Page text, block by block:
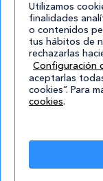
Aviso Legal|
Utilizamos
finalidades
o contenidos
tus hábitos de
rechazarlas
Configuración
aceptarlas
cookies”. Para
cookies.